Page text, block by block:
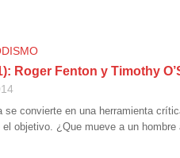
Roger Fenton y Timothy
se convierte en una herramienta
objetivo. ¿Que mueve a un